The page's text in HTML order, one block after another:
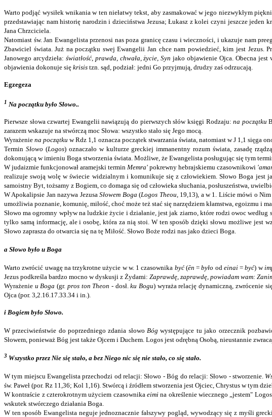
Warto podjąć wysiłek wnikania w ten niełatwy tekst, aby zasmakować w jego niezwykłym
przedstawiając nam historię narodzin i dzieciństwa Jezusa; Łukasz z kolei czyni jeszcze jeden
Jana Chrzciciela.
Natomiast św. Jan Ewangelista przenosi nas poza granicę czasu i wieczności, i ukazuje nam
Zbawiciel świata. Już na początku swej Ewangelii Jan chce nam powiedzieć, kim jest Jezus.
Janowego arcydzieła: światłość, prawda, chwała,życie,Synjako objawienie Ojca. Obecna jest
objawienia dokonuje się krisis tzn. sąd, podział: jedni Go przyjmują, drudzy zaś odrzucają.
Egzegeza
1 Na początku było Słowo..
Pierwsze słowa czwartej Ewangelii nawiązują do pierwszych słów księgi Rodzaju:na początku
zarazem wskazuje na stwórczą moc Słowa: wszystko stało się Jego mocą.
Wyrażenie na początku w Rdz 1,1 oznacza początek stwarzania świata, natomiast w J 1,1 sięga
Termin Słowo (Logos) oznaczało w kulturze greckiej immanentny rozum świata, zasadę
dokonującą w imieniu Boga stworzenia świata. Możliwe, że Ewangelista posługując się tym
W judaizmie funkcjonował aramejski terminMemra' pokrewny hebrajskiemu czasownikowi
realizuje swoją wolę w świecie widzialnym i komunikuje się z człowiekiem. Słowo Boga
samoistny Byt, tożsamy z Bogiem, co domaga się od człowieka słuchania, posłuszeństwa,
W Apokalipsie Jan nazywa JezusaSłowem Boga (Logos Theou, 19,13), a w 1. Liście mówi o
umożliwia poznanie, komunię, miłość, choć może też stać się narzędziem kłamstwa, egoizmu i
Słowo ma ogromny wpływ na ludzkie życie i działanie, jest jak ziarno, które rodzi owoc
tylko samą informację, ale i osobę, która za nią stoi. W ten sposób dzięki słowu możliwe jest
Słowo zaprasza do otwarcia się na tę Miłość. Słowo Boże rodzi nas jako dzieci Boga.
a Słowo było u Boga
Warto zwrócić uwagę na trzykrotne użycie w w. 1 czasownika być(ēn =było od einai =być) w
Jezus podkreśla bardzo mocno w dyskusji z Żydami: Zaprawdę, zaprawdę, powiadam wam:
Wyrażenie u Boga (gr. pros ton Theon ‑ dosł.ku Bogu) wyraża relację dynamiczną, zwrócenie
Ojca (por. 3,2.16.17.33.34 i in.).
i Bogiem było Słowo.
W przeciwieństwie do poprzedniego zdania słowoBógwystępujące tu jako orzecznik
Słowem, ponieważ Bóg jest także Ojcem i Duchem. Logos jest odrębną Osobą, nieustannie
3 Wszystko przez Nie się stało, a bez Niego nic się nie stało, co się stało.
W tym miejscu Ewangelista przechodzi od relacji: Słowo - Bóg do relacji: Słowo - stworzenie.
św. Paweł (por. Rz 11,36; Kol 1,16). Stwórcą i źródłem stworzenia jest Ojciec, Chrystus w tym
W kontraście z czterokrotnym użyciem czasownikaeimi na określenie wiecznego „jestem"
wskutek stwórczego działania Boga.
W ten sposób Ewangelista neguje jednoznacznie fałszywy pogląd, wywodzący się z myśli